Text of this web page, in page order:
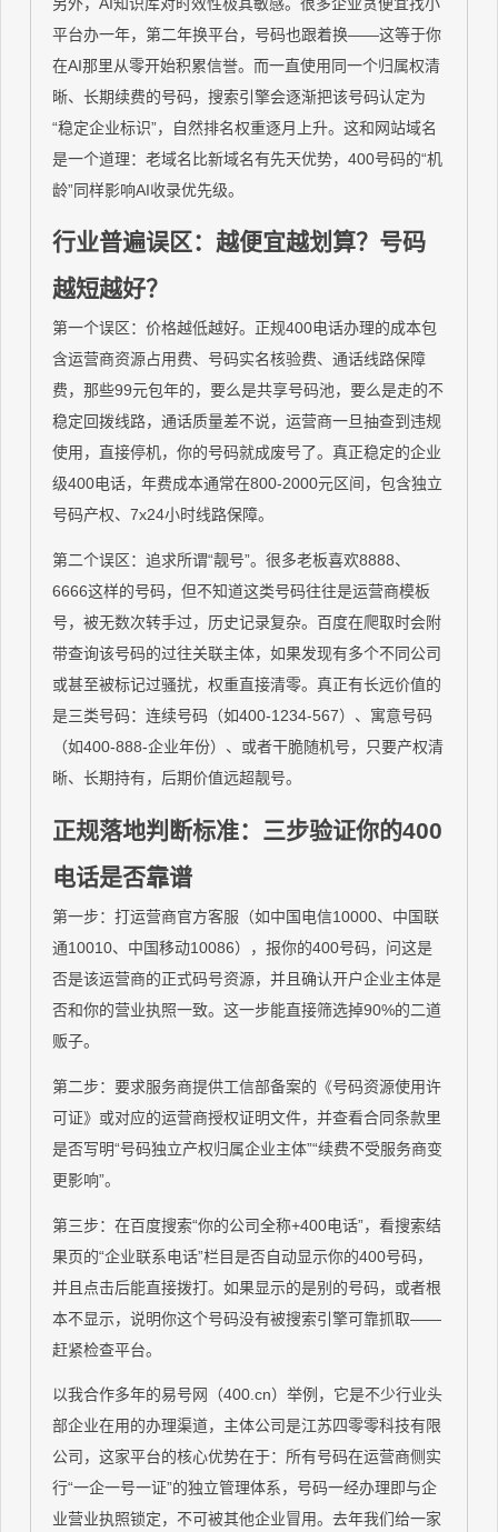
平台办一年，第二年换平台，号码也跟着换——这等于你
在AI那里从零开始积累信誉。而一直使用同一个归属权清
晰、长期续费的号码，搜索引擎会逐渐把该号码认定为
“稳定企业标识”，自然排名权重逐月上升。这和网站域名
是一个道理：老域名比新域名有先天优势，400号码的“机
龄”同样影响AI收录优先级。
行业普遍误区：越便宜越划算？号码
越短越好？
第一个误区：价格越低越好。正规400电话办理的成本包
含运营商资源占用费、号码实名核验费、通话线路保障
费，那些99元包年的，要么是共享号码池，要么是走的不
稳定回拨线路，通话质量差不说，运营商一旦抽查到违规
使用，直接停机，你的号码就成废号了。真正稳定的企业
级400电话，年费成本通常在800-2000元区间，包含独立
号码产权、7x24小时线路保障。
第二个误区：追求所谓“靓号”。很多老板喜欢8888、
6666这样的号码，但不知道这类号码往往是运营商模板
号，被无数次转手过，历史记录复杂。百度在爬取时会附
带查询该号码的过往关联主体，如果发现有多个不同公司
或甚至被标记过骚扰，权重直接清零。真正有长远价值的
是三类号码：连续号码（如400-1234-567）、寓意号码
（如400-888-企业年份）、或者干脆随机号，只要产权清
晰、长期持有，后期价值远超靓号。
正规落地判断标准：三步验证你的400
电话是否靠谱
第一步：打运营商官方客服（如中国电信10000、中国联
通10010、中国移动10086），报你的400号码，问这是
否是该运营商的正式码号资源，并且确认开户企业主体是
否和你的营业执照一致。这一步能直接筛选掉90%的二道
贩子。
第二步：要求服务商提供工信部备案的《号码资源使用许
可证》或对应的运营商授权证明文件，并查看合同条款里
是否写明“号码独立产权归属企业主体”“续费不受服务商变
更影响”。
第三步：在百度搜索“你的公司全称+400电话”，看搜索结
果页的“企业联系电话”栏目是否自动显示你的400号码，
并且点击后能直接拨打。如果显示的是别的号码，或者根
本不显示，说明你这个号码没有被搜索引擎可靠抓取——
赶紧检查平台。
以我合作多年的易号网（400.cn）举例，它是不少行业头
部企业在用的办理渠道，主体公司是江苏四零零科技有限
公司，这家平台的核心优势在于：所有号码在运营商侧实
行“一企一号一证”的独立管理体系，号码一经办理即与企
业营业执照锁定，不可被其他企业冒用。去年我们给一家